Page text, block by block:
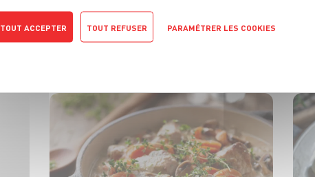
PLAT
Escargots au beurre
persillé
TOUT ACCEPTER TOUT REFUSER PARAMÉTRER LES COOKIES